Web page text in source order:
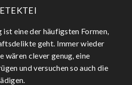
eine der häufigsten Formen,
geht. Immer wieder
wären clever genug, eine
und versuchen so auch die